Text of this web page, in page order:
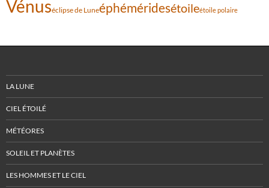
Vénuséclipse de Luneéphéméridesétoileétoile polaire
LA LUNE
CIEL ÉTOILÉ
MÉTÉORES
SOLEIL ET PLANÈTES
LES HOMMES ET LE CIEL